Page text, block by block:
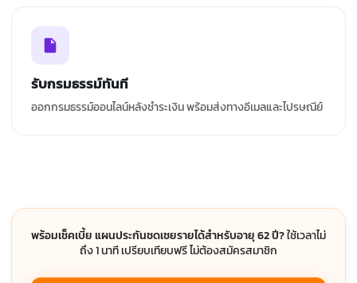
รับกรมธรรม์ทันที
ออกกรมธรรม์ออนไลน์หลังชำระเงิน พร้อมส่งทางอีเมลและไปรษณีย์
พร้อมเช็คเบี้ย แผนประกันชดเชยรายได้สำหรับอายุ 62 ปี?ใช้เวลาไม่
ถึง 1 นาที เปรียบเทียบฟรี ไม่ต้องสมัครสมาชิก